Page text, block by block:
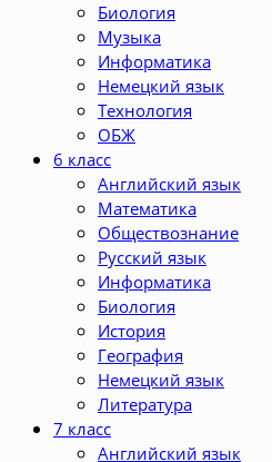
Биология
Музыка
Информатика
Немецкий язык
Технология
ОБЖ
6 класс
Английский язык
Математика
Обществознание
Русский язык
Информатика
Биология
История
География
Немецкий язык
Литература
7 класс
Английский язык